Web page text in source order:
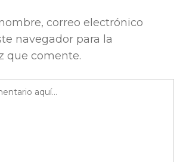
correo electrónico
navegador para la
que comente.